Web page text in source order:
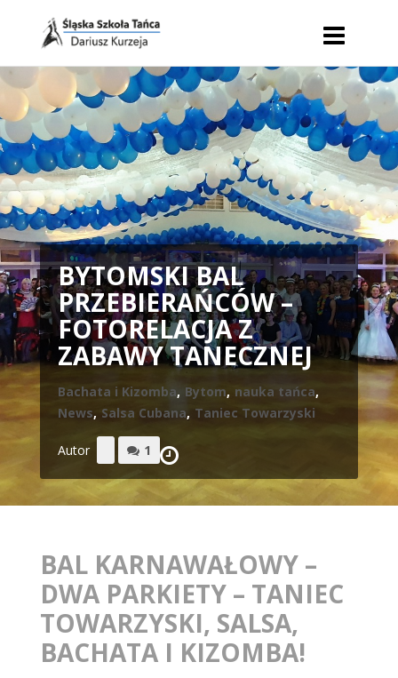
BYTOMSKI BAL
PRZEBIERAŃCÓW –
FOTORELACJA Z
ZABAWY TANECZNEJ
Bachata i Kizomba, Bytom, nauka tańca,
News, Salsa Cubana, Taniec Towarzyski
Autor 1
BAL KARNAWAŁOWY –
DWA PARKIETY – TANIEC
TOWARZYSKI, SALSA,
BACHATA I KIZOMBA!